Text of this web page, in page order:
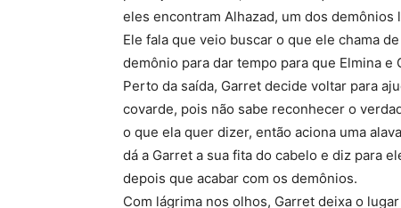
eles encontram Alhazad, um dos
Ele fala que veio buscar o que ele chama
demônio para dar tempo para que Elmina e
Perto da saída, Garret decide voltar para
covarde, pois não sabe reconhecer o
o que ela quer dizer, então aciona uma
dá a Garret a sua fita do cabelo e diz para
depois que acabar com os demônios.
Com lágrima nos olhos, Garret deixa o